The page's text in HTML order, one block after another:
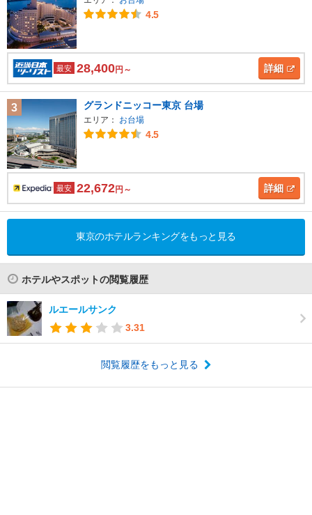
4.5
最安 28,400円～ 詳細
3 グランドニッコー東京 台場
エリア： お台場
4.5
最安 22,672円～ 詳細
東京のホテルランキングをもっと見る
ホテルやスポットの閲覧履歴
ルエールサンク
3.31
閲覧履歴をもっと見る